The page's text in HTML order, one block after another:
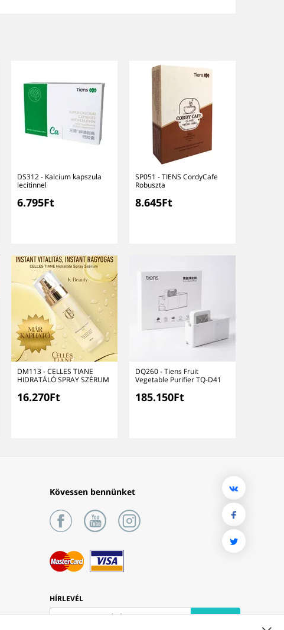
DS312 - Kalcium kapszula
lecitinnel
6.795Ft
SP051 - TIENS CordyCafe
Robuszta
8.645Ft
DM113 - CELLES TIANE
HIDRATÁLÓ SPRAY SZÉRUM
16.270Ft
DQ260 - Tiens Fruit
Vegetable Purifier TQ-D41
185.150Ft
Kövessen bennünket
HÍRLEVÉL
FELIRATKOZÁS